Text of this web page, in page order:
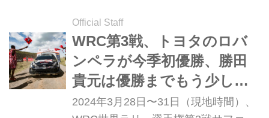
Official Staff
WRC第3戦、トヨタのロバ
ンペラが今季初優勝、勝田
貴元は優勝までもう少しの2
位【サファリ・ラリー ケニ
2024年3月28日〜31日（現地時間）、